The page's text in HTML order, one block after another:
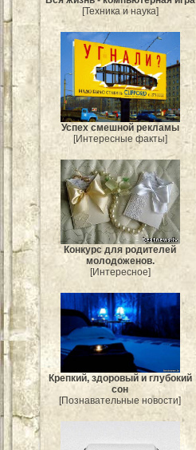
[Техника и наука]
Успех смешной рекламы
[Интересные факты]
Конкурс для родителей
молодоженов.
[Интересное]
Крепкий, здоровый и глубокий
сон
[Познавательные новости]